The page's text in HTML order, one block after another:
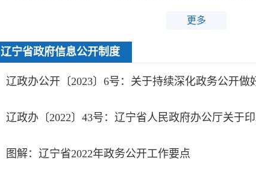
更多
辽宁省政府信息公开制度
图解：辽宁省2022年政务公开工作要点